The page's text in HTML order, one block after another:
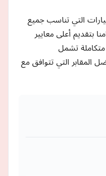
التي تناسب جميع
بتقديم أعلى معايير
متكاملة تشمل
المقابر التي تتوافق مع